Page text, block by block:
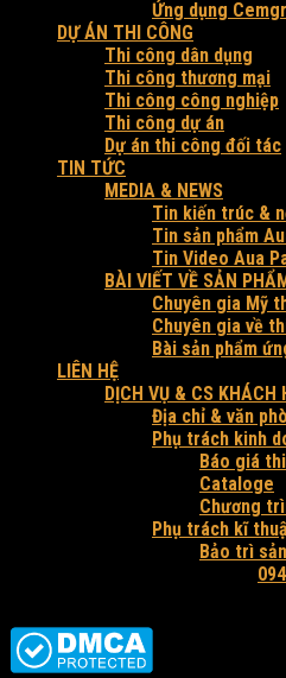
Ứng dụng
DỰ ÁN THI CÔNG
Thi công dân dụng
Thi công thương mại
Thi công công nghiệp
Thi công dự án
Dự án thi công đối tác
TIN TỨC
MEDIA & NEWS
Tin kiến trúc &
Tin sản phẩm
Tin Video Aua
BÀI VIẾT VỀ SẢN PHẨM
Chuyên gia Mỹ
Chuyên gia về
Bài sản phẩm
LIÊN HỆ
DỊCH VỤ & CS KHÁCH
Địa chỉ & văn
Phụ trách kinh
Báo giá
Cataloge
Chương
Phụ trách kĩ
Bảo trì